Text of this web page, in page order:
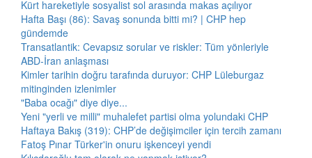
Kürt hareketiyle sosyalist sol arasında makas açılıyor
Hafta Başı (86): Savaş sonunda bitti mi? | CHP hep
gündemde
Transatlantik: Cevapsız sorular ve riskler: Tüm yönleriyle
ABD-İran anlaşması
Kimler tarihin doğru tarafında duruyor: CHP Lüleburgaz
mitinginden izlenimler
"Baba ocağı" diye diye...
Yeni "yerli ve milli" muhalefet partisi olma yolundaki CHP
Haftaya Bakış (319): CHP’de değişimciler için tercih zamanı
Fatoş Pınar Türker'in onuru işkenceyi yendi